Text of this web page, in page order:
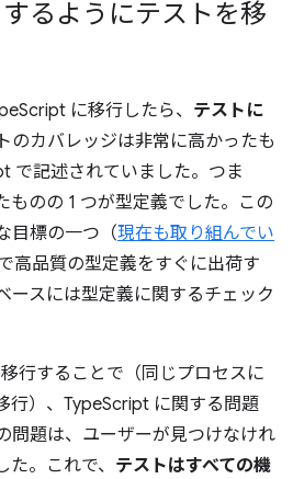
るようにテストを移
に移行したら、 テストに
のカバレッジは非常に高かったも
で記述されていました。つま
ものの 1 つが型定義でした。この
目標の一つ（現在も取り組んでい
高品質の型定義をすぐに出荷す
ースには型定義に関するチェック
行することで（同じプロセスに
行）、TypeScript に関する問題
問題は、ユーザーが見つけなけれ
。これで、 テストはすべての機